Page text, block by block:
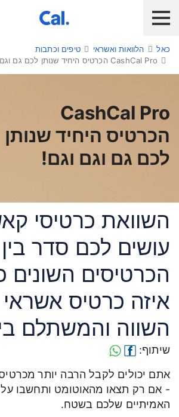
לקוח כאל לקוח Diners Club
שירות אונליין
הלוואות ואשראי
מבצעים והטבות
חו"ל
כרטיס חדש
כאל בשבילך
כאל הלוואות ואשראי
טיפים וכתבות
CashCal Pro הכרטיס היחיד שנותן לכם גם וגם וגם!
CashCal Pro
הכרטיס היחיד שנותן
לכם גם וגם וגם!
השוואת כרטיסי
עושים לכם סדר בין
הכרטיסים השונים
איזה כרטיס
השווה והמשתלם
שיתוף:
אתם יכולים לקבל הרבה יותר
- אם רק תצאו מהאוטומט ותחשבו על
האמיתיים שלכם בשטח.